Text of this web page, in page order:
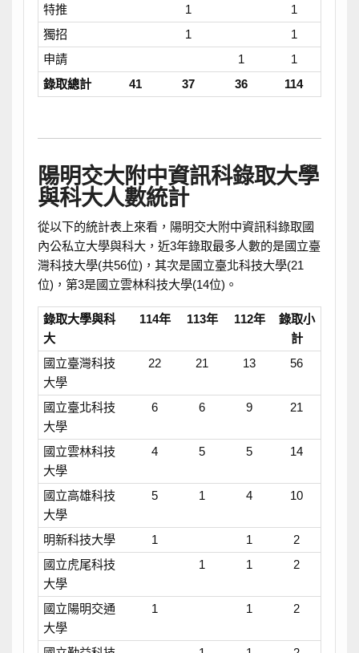
特推
1
1
獨招
1
1
申請
1
1
錄取總計
41 37 36 114
陽明交大附中資訊科錄取大學
與科大人數統計
從以下的統計表上來看，陽明交大附中資訊科錄取國
內公私立大學與科大，近3年錄取最多人數的是國立臺
灣科技大學(共56位)，其次是國立臺北科技大學(21
位)，第3是國立雲林科技大學(14位)。
錄取大學與科
大
114年 113年 112年
錄取小
計
國立臺灣科技
大學
22 21 13 56
國立臺北科技
大學
6 6 9 21
國立雲林科技
大學
4 5 5 14
國立高雄科技
大學
5 1 4 10
明新科技大學 1 1
2
國立虎尾科技
大學
1 1 2
國立陽明交通
大學
1 1 2